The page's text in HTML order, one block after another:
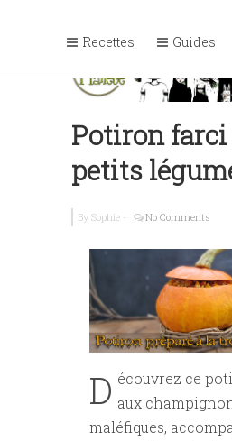
Recettes Guides
Potiron
petits
By Sophie - No Comments
D écouvrez ce
aux
maléfiques,